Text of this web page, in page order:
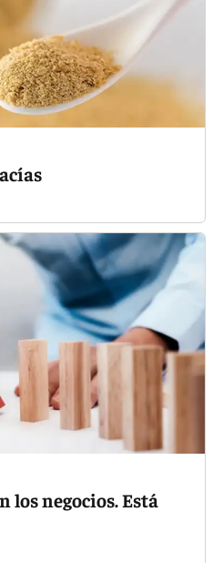
los negocios. Está